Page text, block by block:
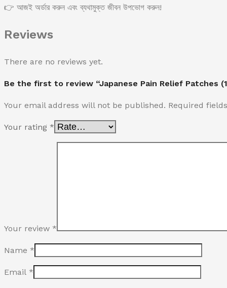
👉 আজই অর্ডার করুন এবং ব্যথামুক্ত জীবন উপভোগ করুন!
Reviews
There are no reviews yet.
Be the first to review “Japanese Pain Relief Patches
Your email address will not be published. Required
Your rating *
Your review *
Name *
Email *